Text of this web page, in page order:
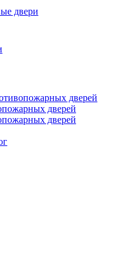
двери
дверей
дверей
дверей